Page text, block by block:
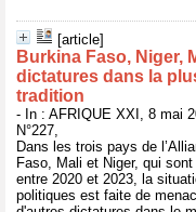
[article]
Burkina Faso, Niger,
dictatures dans la
tradition
- In : AFRIQUE XXI, 8 mai
N°227,
Dans les trois pays de
Faso, Mali et Niger, qui
entre 2020 et 2023, la
politiques est faite de